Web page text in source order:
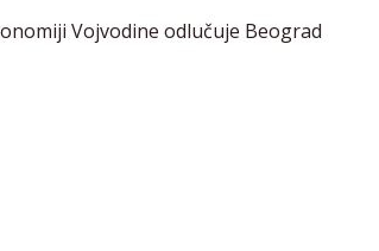
Vojvodine odlučuje Beograd